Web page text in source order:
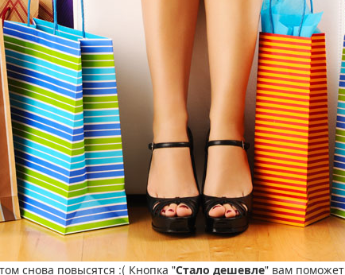
снова повысятся :( Кнопка "Стало дешевле" вам поможет